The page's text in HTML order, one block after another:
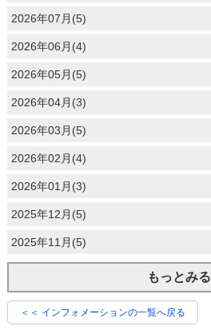
2026年07月(5)
2026年06月(4)
2026年05月(5)
2026年04月(3)
2026年03月(5)
2026年02月(4)
2026年01月(3)
2025年12月(5)
2025年11月(5)
もっとみる
＜＜ インフォメーションの一覧へ戻る